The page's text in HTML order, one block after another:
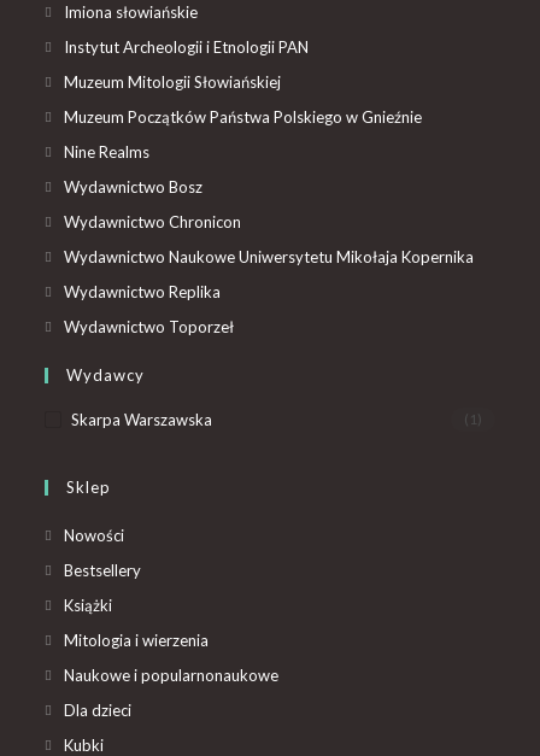
Imiona słowiańskie
Instytut Archeologii i Etnologii PAN
Muzeum Mitologii Słowiańskiej
Muzeum Początków Państwa Polskiego w Gnieźnie
Nine Realms
Wydawnictwo Bosz
Wydawnictwo Chronicon
Wydawnictwo Naukowe Uniwersytetu Mikołaja Kopernika
Wydawnictwo Replika
Wydawnictwo Toporzeł
Wydawcy
Skarpa Warszawska (1)
Sklep
Nowości
Bestsellery
Książki
Mitologia i wierzenia
Naukowe i popularnonaukowe
Dla dzieci
Kubki